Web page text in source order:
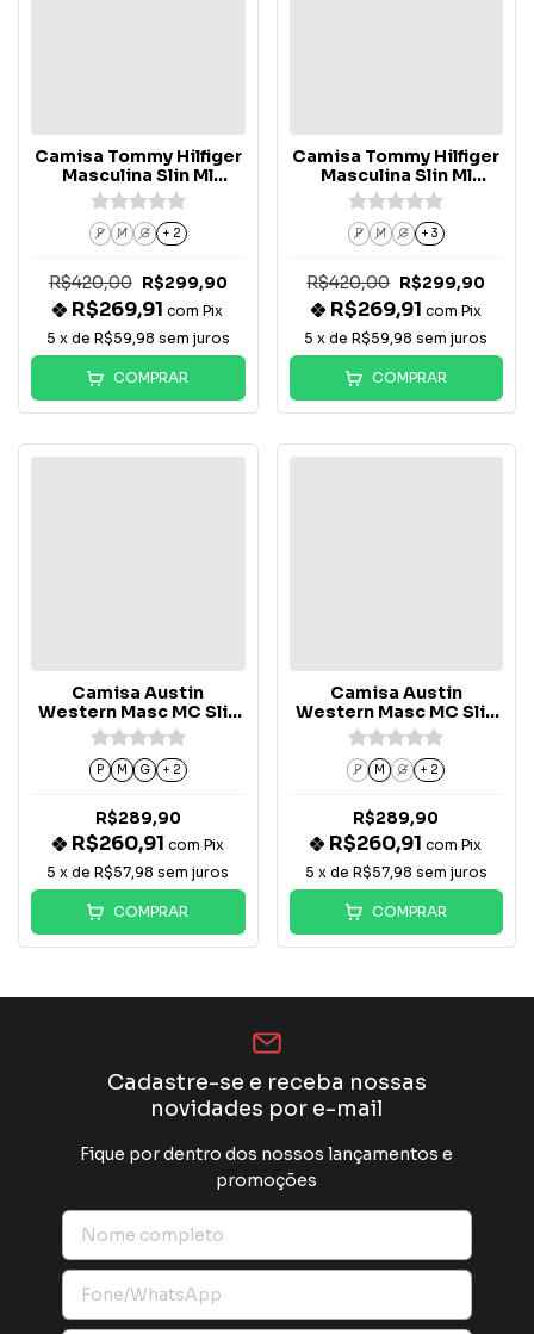
Camisa Tommy Hilfiger
Masculina Slin Ml
Xadrez - Cinza/Azul
P M G + 2
R$420,00 R$299,90
R$269,91com Pix
5 x de R$59,98 sem juros
COMPRAR
Camisa Tommy Hilfiger
Masculina Slin Ml
Xadrez - Bege/Pink
P M G + 3
R$420,00 R$299,90
R$269,91 com Pix
5 x deR$59,98 sem juros
COMPRAR
Camisa Austin
Western Masc MC Slin
Lisa - Turquesa /
Laranja
P M G + 2
R$289,90
R$260,91 com Pix
5 x deR$57,98 sem juros
COMPRAR
Camisa Austin
Western Masc MC Slin
Lisa - Marinho /
Vermelha
P M G + 2
R$289,90
R$260,91com Pix
5 x de R$57,98 sem juros
COMPRAR
Cadastre-se e receba nossas
novidades por e-mail
Fique por dentro dos nossos lançamentos e
promoções